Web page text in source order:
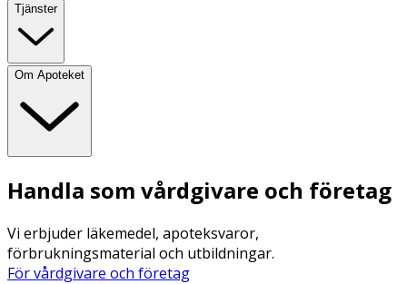
Tjänster
Om Apoteket
Handla som vårdgivare och företag
Vi erbjuder läkemedel, apoteksvaror,
förbrukningsmaterial och utbildningar.
För vårdgivare och företag